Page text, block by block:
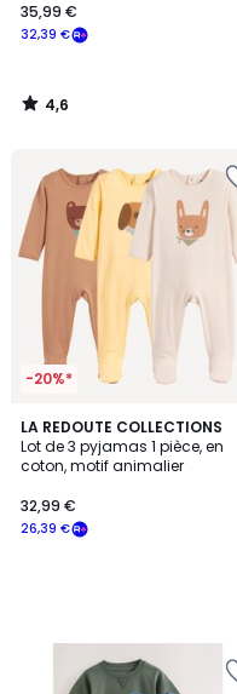
32,39 €
35,99 €
4,6
/
-20%*
LA REDOUTE COLLECTIONS
Lot de 3 pyjamas 1 pièce, en
coton, motif animalier
26,39 €
32,99 €